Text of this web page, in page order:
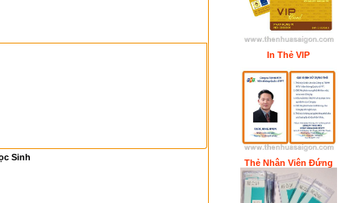
Sinh
In Thẻ VIP
Thẻ Nhân Viên Đứng